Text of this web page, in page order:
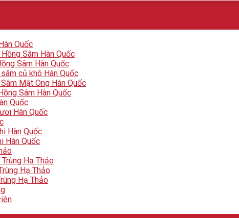
Quốc
Sâm Hàn Quốc
Sâm Hàn Quốc
củ khô Hàn Quốc
Mật Ong Hàn Quốc
Sâm Hàn Quốc
Quốc
Hàn Quốc
Hàn Quốc
Hàn Quốc
Hạ Thảo
Hạ Thảo
Hạ Thảo